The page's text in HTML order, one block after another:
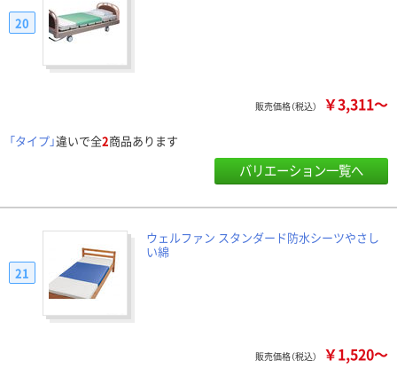
20
販売価格（税込） ￥3,311～
「タイプ」違いで全2商品あります
バリエーション一覧へ
ウェルファン スタンダード防水シーツやさし
い綿
21
販売価格（税込） ￥1,520～